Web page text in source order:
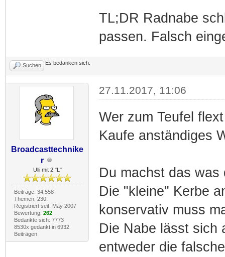
TL;DR Radnabe
passen. Falsch
Suchen Es bedanken sich:
Broadcasttechnike
r
Ulli mit 2 "L"
Beiträge: 34.558
Themen: 230
Registriert seit: May 2007
Bewertung: 262
Bedankte sich: 7773
8530x gedankt in 6932
Beiträgen
27.11.2017, 11:06
Wer zum Teufel
Kaufe anständiges
Du machst das
Die "kleine" Kerbe
konservativ muss
Die Nabe lässt sich
entweder die